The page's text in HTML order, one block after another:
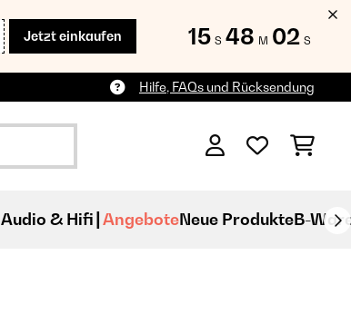
Jetzt einkaufen 15 S 48 M 01 S
Hilfe, FAQs und Rücksendung
Audio & Hifi AngeboteNeue ProdukteB-